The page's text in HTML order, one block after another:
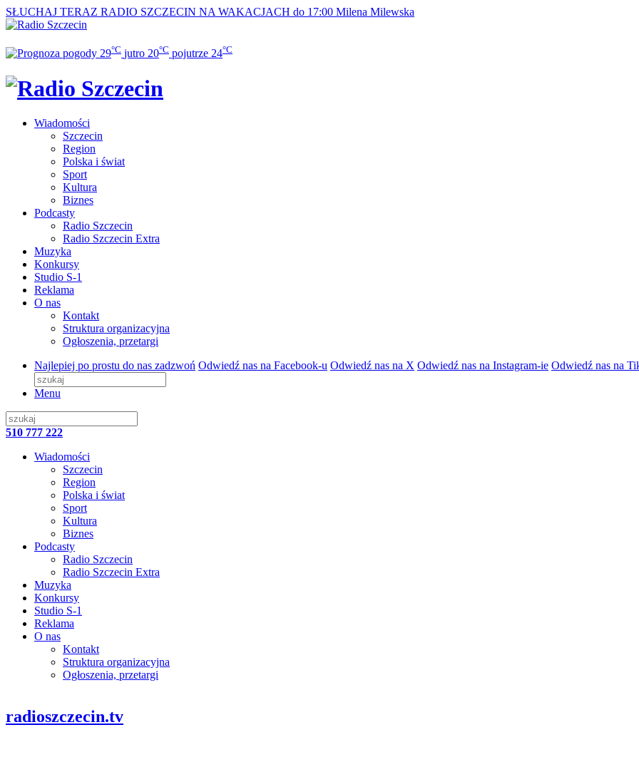
SŁUCHAJ TERAZ RADIO SZCZECIN NA WAKACJACH do 17:00 Milena Milewska
29°C jutro 20°C pojutrze 24°C
Wiadomości
Szczecin
Region
Polska i świat
Sport
Kultura
Biznes
Podcasty
Radio Szczecin
Radio Szczecin Extra
Muzyka
Konkursy
Studio S-1
Reklama
O nas
Kontakt
Struktura organizacyjna
Ogłoszenia, przetargi
Najlepiej po prostu do nas zadzwoń Odwiedź nas na Facebook-u Odwiedź nas na X Odwiedź nas na Instagram-ie Odwiedź nas na
Menu
510 777 222
Wiadomości
Szczecin
Region
Polska i świat
Sport
Kultura
Biznes
Podcasty
Radio Szczecin
Radio Szczecin Extra
Muzyka
Konkursy
Studio S-1
Reklama
O nas
Kontakt
Struktura organizacyjna
Ogłoszenia, przetargi
radioszczecin.tv